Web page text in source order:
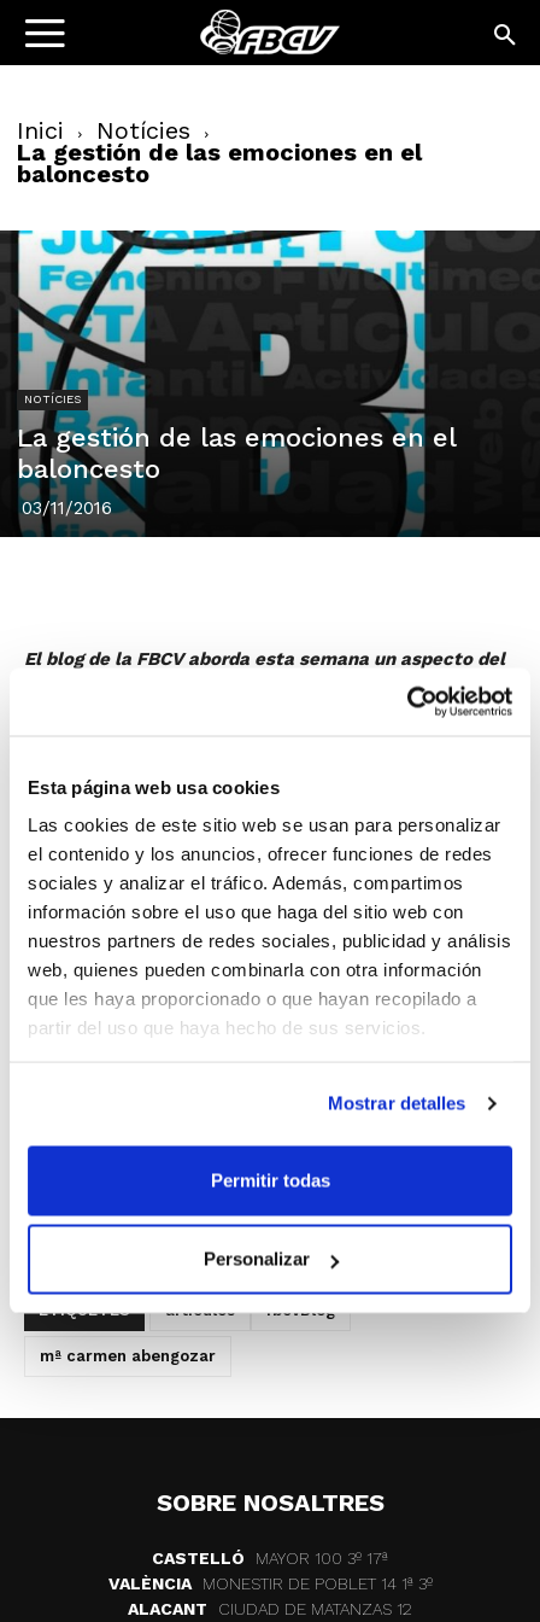
Esta página web usa cookies
Las cookies de este sitio web se usan para personalizar
el contenido y los anuncios, ofrecer funciones de redes
sociales y analizar el tráfico. Además, compartimos
información sobre el uso que haga del sitio web con
nuestros partners de redes sociales, publicidad y análisis
web, quienes pueden combinarla con otra información
que les haya proporcionado o que hayan recopilado a
partir del uso que haya hecho de sus servicios.
Mostrar detalles
Permitir todas
Personalizar
Inici Notícies
La gestión de las emociones en el
baloncesto
NOTÍCIES
La gestión de las emociones en el
baloncesto
03/11/2016
El blog de la FBCV aborda esta semana un aspecto del
que se sabe su importancia pero al que apenas se le
dedica tiempo por parte de los entrenadores: la
cruciales de un deporte competitivo como el
baloncesto.
Mª Carmen Abengózar, doctora en psicología por la
Universidad de Valencia, ha querida aportar sus
conocimientos en este tema y ofrece algunas claves
para ser capaz de controlar situaciones especiales de
estrés como por ejemplo los lanzamientos de tiros
libres.
comportamiento (DBM®) que tiene en cuenta las
la atención de los jugadores.
El artículo está ya disponible en #fbcvBlog
ETIQUETES articulos fbcvBlog
mª carmen abengozar
SOBRE NOSALTRES
CASTELLÓ
MAYOR 100 3º 17ª
VALÈNCIA
MONESTIR DE POBLET 14 1ª 3º
ALACANT
CIUDAD DE MATANZAS 12